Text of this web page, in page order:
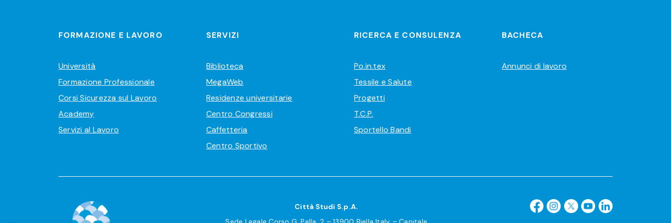
FORMAZIONE E LAVORO
Università
Formazione Professionale
Corsi Sicurezza sul Lavoro
Academy
Servizi al Lavoro
SERVIZI
Biblioteca
MegaWeb
Residenze universitarie
Centro Congressi
Caffetteria
Centro Sportivo
RICERCA E CONSULENZA
Po.in.tex
Tessile e Salute
Progetti
T.C.P.
Sportello Bandi
BACHECA
Annunci di lavoro
Città Studi S.p.A.